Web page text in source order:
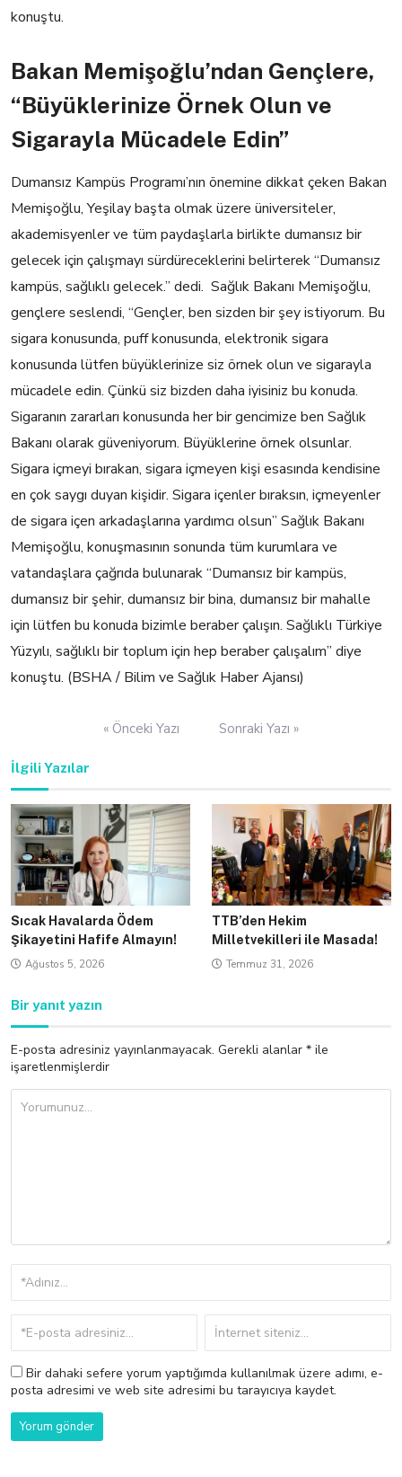
konuştu.
Bakan Memişoğlu’ndan Gençlere,
“Büyüklerinize Örnek Olun ve
Sigarayla Mücadele Edin”
Dumansız Kampüs Programı’nın önemine dikkat çeken Bakan
Memişoğlu, Yeşilay başta olmak üzere üniversiteler,
akademisyenler ve tüm paydaşlarla birlikte dumansız bir
gelecek için çalışmayı sürdüreceklerini belirterek “Dumansız
kampüs, sağlıklı gelecek.” dedi. Sağlık Bakanı Memişoğlu,
gençlere seslendi, “Gençler, ben sizden bir şey istiyorum. Bu
sigara konusunda, puff konusunda, elektronik sigara
konusunda lütfen büyüklerinize siz örnek olun ve sigarayla
mücadele edin. Çünkü siz bizden daha iyisiniz bu konuda.
Sigaranın zararları konusunda her bir gencimize ben Sağlık
Bakanı olarak güveniyorum. Büyüklerine örnek olsunlar.
Sigara içmeyi bırakan, sigara içmeyen kişi esasında kendisine
en çok saygı duyan kişidir. Sigara içenler bıraksın, içmeyenler
de sigara içen arkadaşlarına yardımcı olsun” Sağlık Bakanı
Memişoğlu, konuşmasının sonunda tüm kurumlara ve
vatandaşlara çağrıda bulunarak “Dumansız bir kampüs,
dumansız bir şehir, dumansız bir bina, dumansız bir mahalle
için lütfen bu konuda bizimle beraber çalışın. Sağlıklı Türkiye
Yüzyılı, sağlıklı bir toplum için hep beraber çalışalım” diye
konuştu. (BSHA / Bilim ve Sağlık Haber Ajansı)
« Önceki Yazı Sonraki Yazı »
İlgili Yazılar
Sıcak Havalarda Ödem
Şikayetini Hafife Almayın!
Ağustos 5, 2026
TTB’den Hekim
Milletvekilleri ile Masada!
Temmuz 31, 2026
Bir yanıt yazın
E-posta adresiniz yayınlanmayacak. Gerekli alanlar * ile
işaretlenmişlerdir
Bir dahaki sefere yorum yaptığımda kullanılmak üzere adımı, e-
posta adresimi ve web site adresimi bu tarayıcıya kaydet.